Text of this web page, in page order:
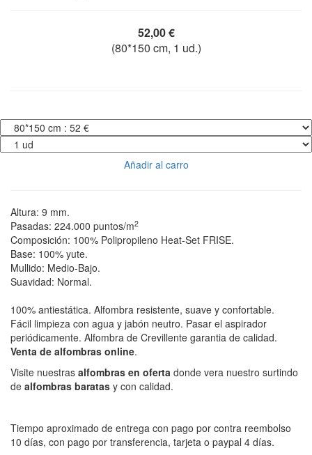
52,00€
(80*150 cm, 1 ud.)
Añadir al carro
Altura: 9 mm.
Pasadas: 224.000 puntos/m2
Composición: 100% Polipropileno Heat-Set FRISE.
Base: 100% yute.
Mullido: Medio-Bajo.
Suavidad: Normal.
100% antiestática. Alfombra resistente, suave y confortable.
Fácil limpieza con agua y jabón neutro. Pasar el aspirador
periódicamente. Alfombra de Crevillente garantia de calidad.
Venta de alfombras online.
Visite nuestras alfombras en oferta donde vera nuestro surtindo
de alfombras baratas y con calidad.
Tiempo aproximado de entrega con pago por contra reembolso
10 días, con pago por transferencia, tarjeta o paypal 4 días.